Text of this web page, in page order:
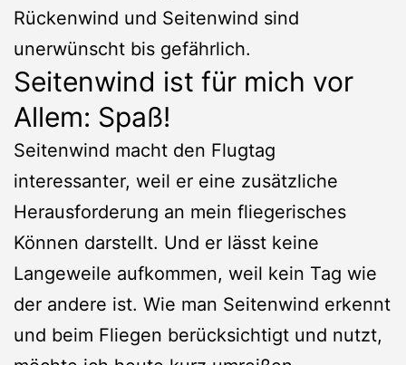
Rückenwind und Seitenwind sind
unerwünscht bis gefährlich.
Seitenwind ist für mich vor
Allem: Spaß!
Seitenwind macht den Flugtag
interessanter, weil er eine zusätzliche
Herausforderung an mein fliegerisches
Können darstellt. Und er lässt keine
Langeweile aufkommen, weil kein Tag wie
der andere ist. Wie man Seitenwind erkennt
und beim Fliegen berücksichtigt und nutzt,